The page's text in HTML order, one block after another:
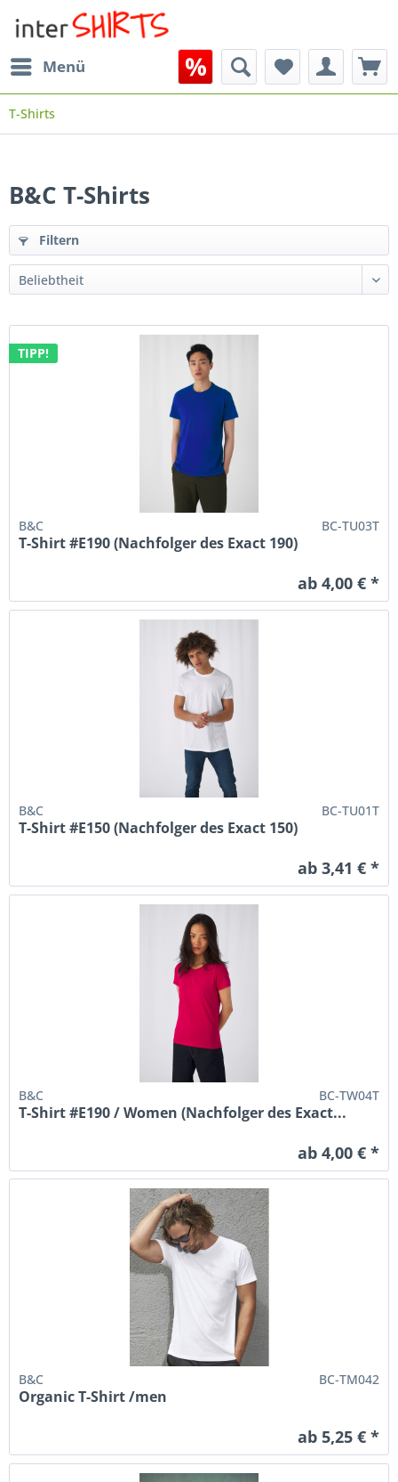
Menü
T-Shirts
B&C T-Shirts
Filtern
TIPP!
B&C BC-TU03T
T-Shirt #E190 (Nachfolger des Exact 190)
ab 4,00 € *
B&C BC-TU01T
T-Shirt #E150 (Nachfolger des Exact 150)
ab 3,41 € *
B&C BC-TW04T
T-Shirt #E190 / Women (Nachfolger des Exact...
ab 4,00 € *
B&C BC-TM042
Organic T-Shirt /men
ab 5,25 € *